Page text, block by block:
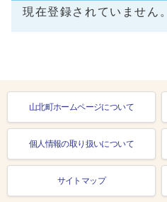
現在登録されていません。
山北町ホームページについて
個人情報の取り扱いについて
サイトマップ